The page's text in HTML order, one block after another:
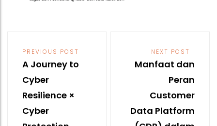
navigation
PREVIOUS POST
A Journey to
Cyber
Resilience ×
Cyber
NEXT POST
Manfaat dan
Peran
Customer
Data Platform